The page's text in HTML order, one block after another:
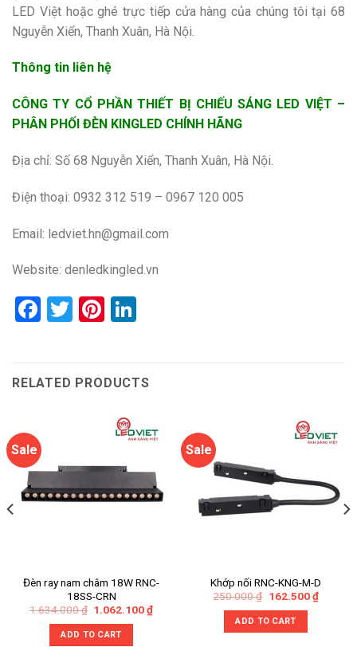
LED Việt hoặc ghé trực tiếp cửa hàng của chúng tôi tại 68
Nguyễn Xiển, Thanh Xuân, Hà Nội.
Thông tin liên hệ
CÔNG TY CỔ PHẦN THIẾT BỊ CHIẾU SÁNG LED VIỆT –
PHÂN PHỐI ĐÈN KINGLED CHÍNH HÃNG
Địa chỉ: Số 68 Nguyễn Xiển, Thanh Xuân, Hà Nội.
Điện thoại: 0932 312 519 – 0967 120 005
Email: ledviet.hn@gmail.com
Website: denledkingled.vn
Facebook
TwitterPinterest
RELATED PRODUCTS
Sale
Đèn ray nam châm 18W RNC-
18SS-CRN
1.634.000₫ Original
was:
1.634.000 ₫.
1.062.100₫Current
ADD TO CART
Sale
Khớp nối RNC-KNG-M-D
250.000₫ Original
was:
250.000 ₫.
162.500₫Current
price
ADD TO CART